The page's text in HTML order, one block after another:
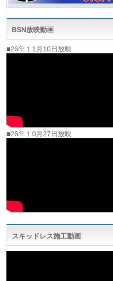
BSN放映動画
■26年１1月10日放映
■26年１0月27日放映
スキッドレス施工動画